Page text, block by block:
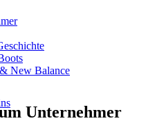
New Balance
Unternehmer